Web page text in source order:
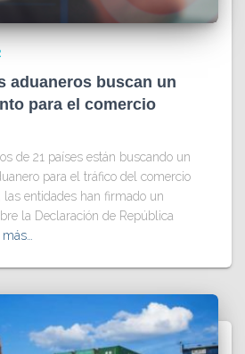
aduaneros buscan un
para el comercio
de 21 países están buscando un
para el tráfico del comercio
las entidades han firmado un
la Declaración de República
más…